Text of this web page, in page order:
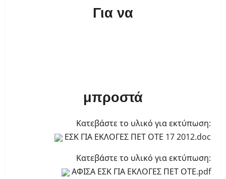
Για να
μπροστά
Κατεβάστε το υλικό για εκτύπωση:
ΕΣΚ ΓΙΑ ΕΚΛΟΓΕΣ ΠΕΤ ΟΤΕ 17 2012.doc
Κατεβάστε το υλικό για εκτύπωση:
ΑΦΙΣΑ ΕΣΚ ΓΙΑ ΕΚΛΟΓΕΣ ΠΕΤ ΟΤΕ.pdf